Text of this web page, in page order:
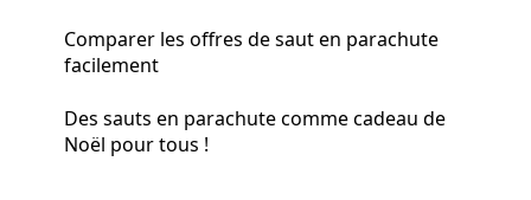
Comparer les offres de saut en parachute
facilement
Des sauts en parachute comme cadeau de
Noël pour tous !